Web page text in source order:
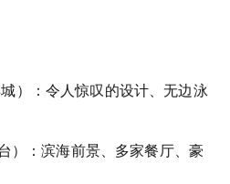
）：令人惊叹的设计、无边泳
台）：滨海前景、多家餐厅、豪